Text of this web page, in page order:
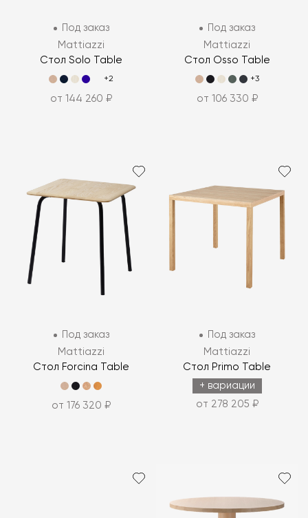
Под заказ
Mattiazzi
Стол Solo Table
+2
от 144 260 ₽
Под заказ
Mattiazzi
Стол Osso Table
+3
от 106 330 ₽
Под заказ
Mattiazzi
Стол Forcina Table
от 176 320 ₽
Под заказ
Mattiazzi
Стол Primo Table
+ вариации
от 278 205 ₽